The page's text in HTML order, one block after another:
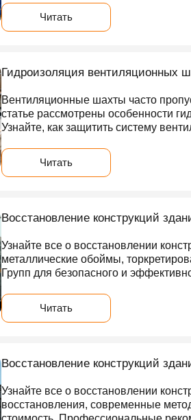
Читать
Гидроизоляция вентиляционных
Вентиляционные шахты часто
статье рассмотрены особенности
Узнайте, как защитить систему
Читать
Восстановление конструкций
Узнайте все о восстановлении
металлические обоймы,
Групп для безопасного и
Читать
Восстановление конструкций
Узнайте все о восстановлении
восстановления, современные